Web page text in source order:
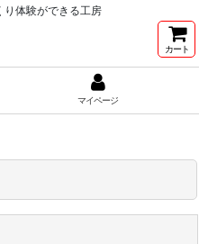
り体験ができる工房
カート
マイページ